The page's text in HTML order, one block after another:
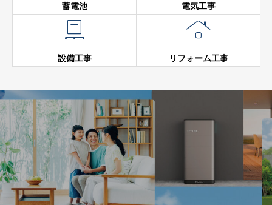
蓄電池 電気工事

設備工事

リフォーム工事